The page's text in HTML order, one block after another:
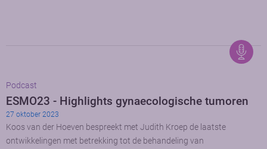
Podcast
ESMO23 - Highlights gynaecologische tumoren
27 oktober 2023
Koos van der Hoeven bespreekt met Judith Kroep de laatste
ontwikkelingen met betrekking tot de behandeling van